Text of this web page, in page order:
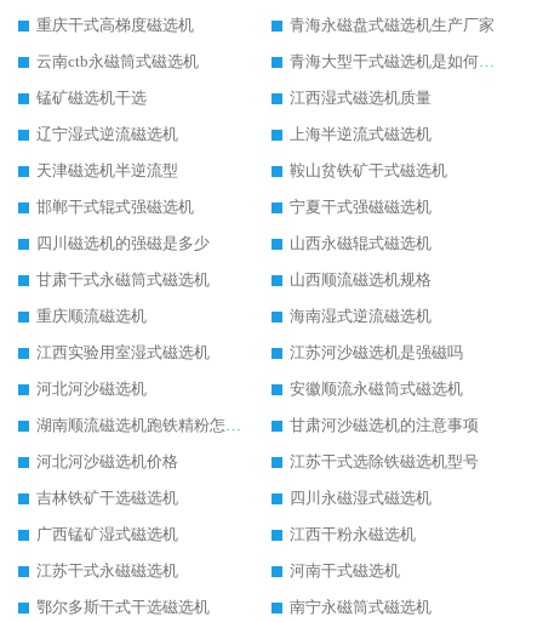
重庆干式高梯度磁选机
青海永磁盘式磁选机生产厂家
云南ctb永磁筒式磁选机
青海大型干式磁选机是如何选矿的
锰矿磁选机干选
江西湿式磁选机质量
辽宁湿式逆流磁选机
上海半逆流式磁选机
天津磁选机半逆流型
鞍山贫铁矿干式磁选机
邯郸干式辊式强磁选机
宁夏干式强磁磁选机
四川磁选机的强磁是多少
山西永磁辊式磁选机
甘肃干式永磁筒式磁选机
山西顺流磁选机规格
重庆顺流磁选机
海南湿式逆流磁选机
江西实验用室湿式磁选机
江苏河沙磁选机是强磁吗
河北河沙磁选机
安徽顺流永磁筒式磁选机
湖南顺流磁选机跑铁精粉怎么处理
甘肃河沙磁选机的注意事项
河北河沙磁选机价格
江苏干式选除铁磁选机型号
吉林铁矿干选磁选机
四川永磁湿式磁选机
广西锰矿湿式磁选机
江西干粉永磁选机
江苏干式永磁磁选机
河南干式磁选机
鄂尔多斯干式干选磁选机
南宁永磁筒式磁选机